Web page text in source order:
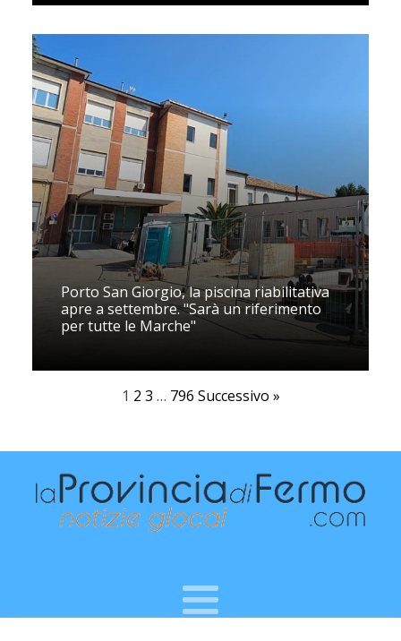
Porto San Giorgio, la piscina riabilitativa
apre a settembre. "Sarà un riferimento
per tutte le Marche"
1 2 3 … 796 Successivo »